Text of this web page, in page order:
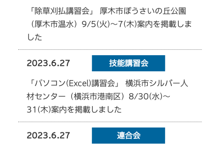
「除草刈払講習会」 厚木市ぼうさいの丘公園
（厚木市温水）9/5(火)～7(木)案内を掲載しま
した
2023.6.27 技能講習会
「パソコン(Excel)講習会」 横浜市シルバー人
材センター（横浜市港南区）8/30(水)～
31(木)案内を掲載しました
2023.6.27 連合会